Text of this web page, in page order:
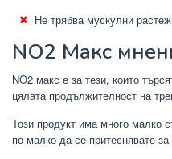
Не трябва мускулни
NO2 Макс
NO2 макс е за тези, които
цялата продължителност на
Този продукт има много малко
по-малко да се притеснявате